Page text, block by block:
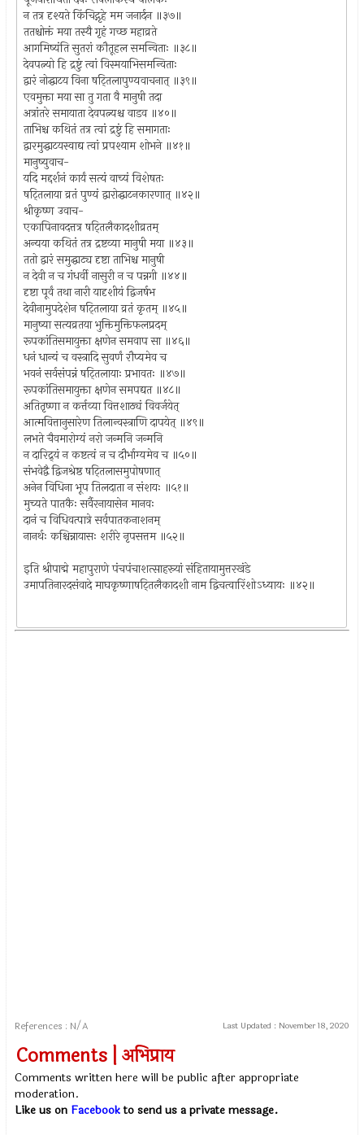
न तत्र दृश्यते किंचिद्गृहे मम जनार्दन ॥३७॥
ततश्चोक्तं मया तस्यै गृहं गच्छ महाव्रते
आगमिष्यंति सुतरां कौतूहल समन्विताः ॥३८॥
देवपत्न्यो हि द्रष्टुं त्वां विस्मयाभिसमन्विताः
द्वारं नोद्घाटय विना षट्तिलापुण्यवाचनात् ॥३९॥
एवमुक्ता मया सा तु गता वै मानुषी तदा
अत्रांतरे समायाता देवपत्न्यश्च वाडव ॥४०॥
ताभिश्च कथितं तत्र त्वां द्रष्टुं हि समागताः
द्वारमुद्घाटयस्वाद्य त्वां प्रपश्याम शोभने ॥४१॥
मानुष्युवाच-
यदि मद्दर्शनं कार्यं सत्यं वाच्यं विशेषतः
षट्तिलाया व्रतं पुण्यं द्वारोद्घाटनकारणात् ॥४२॥
श्रीकृष्ण उवाच-
एकापिनावदत्तत्र षट्तिलैकादशीव्रतम्
अन्यया कथितं तत्र द्रष्टव्या मानुषी मया ॥४३॥
ततो द्वारं समुद्घाट्य दृष्टा ताभिश्च मानुषी
न देवी न च गंधर्वी नासुरी न च पन्नगी ॥४४॥
दृष्टा पूर्वं तथा नारी यादृशीयं द्विजर्षभ
देवीनामुपदेशेन षट्तिलाया व्रतं कृतम् ॥४५॥
मानुष्या सत्यव्रतया भुक्तिमुक्तिफलप्रदम्
रूपकांतिसमायुक्ता क्षणेन समवाप सा ॥४६॥
धनं धान्यं च वस्त्रादि सुवर्णं रौप्यमेव च
भवनं सर्वसंपन्नं षट्तिलायाः प्रभावतः ॥४७॥
रूपकांतिसमायुक्ता क्षणेन समपद्यत ॥४८॥
अतितृष्णा न कर्त्तव्या वित्तशाठ्यं विवर्जयेत्
आत्मवित्तानुसारेण तिलान्वस्त्राणि दापयेत् ॥४९॥
लभते चैवमारोग्यं नरो जन्मनि जन्मनि
न दारिद्र्यं न कष्टत्वं न च दौर्भाग्यमेव च ॥५०॥
संभवेद्वै द्विजश्रेष्ठ षट्तिलासमुपोषणात्
अनेन विधिना भूप तिलदाता न संशयः ॥५१॥
मुच्यते पातकैः सर्वैरनायासेन मानवः
दानं च विधिवत्पात्रे सर्वपातकनाशनम्
नानर्थः कश्चिन्नायासः शरीरे नृपसत्तम ॥५२॥
इति श्रीपाद्मे महापुराणे पंचपंचाशत्साहस्र्यां संहितायामुत्तरखंडे
उमापतिनारदसंवादे माघकृष्णाषट्तिलैकादशी नाम द्विचत्वारिंशोऽध्यायः ॥४२॥
References : N/A Last Updated : November 18, 2020
Comments | अभिप्राय
Comments written here will be public after appropriate
moderation.
Like us on Facebookto send us a private message.